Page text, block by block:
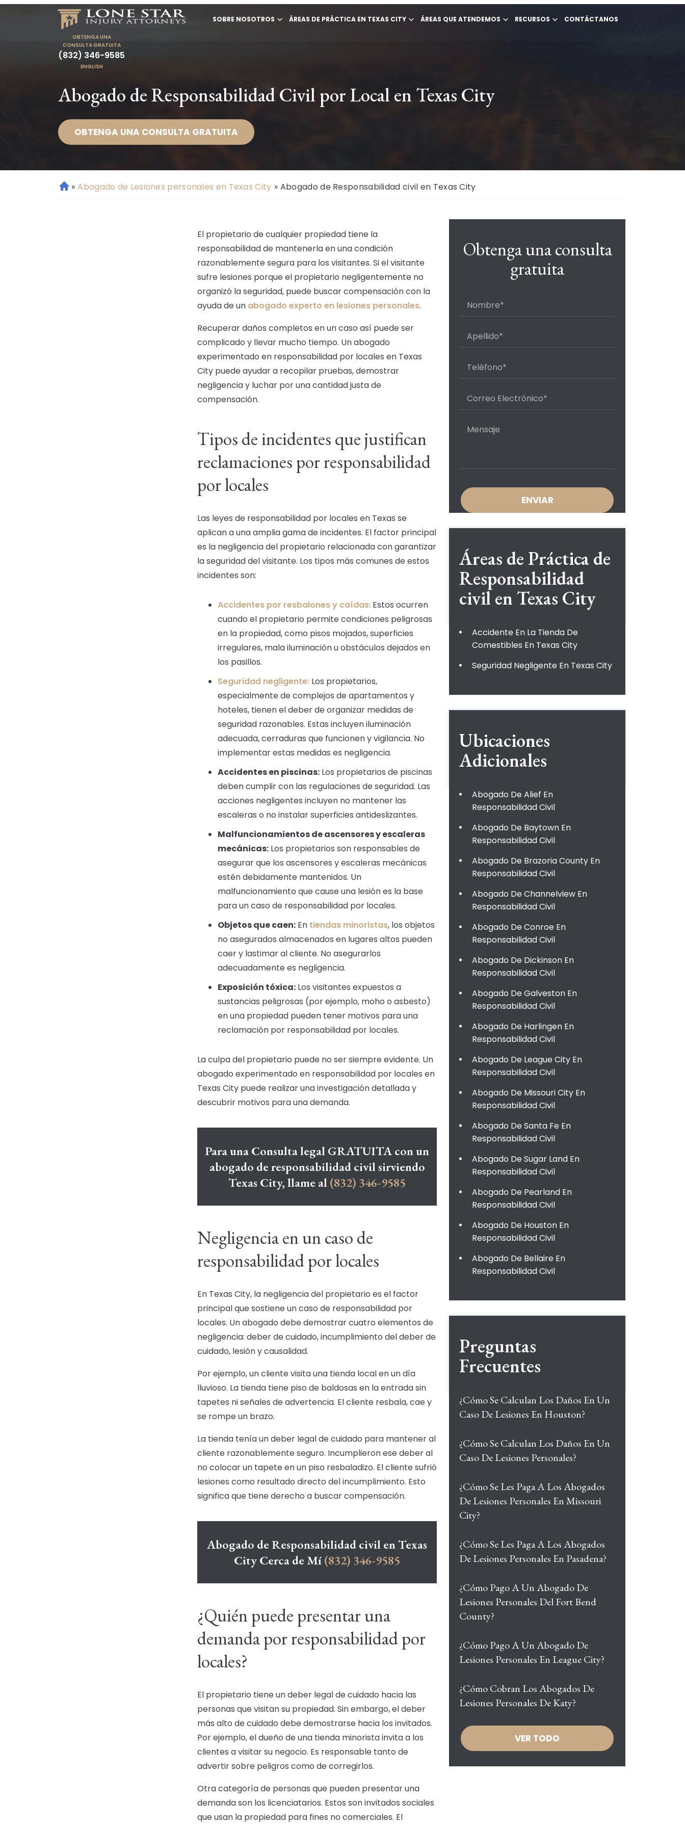
SOBRE NOSOTROS ÁREAS DE PRÁCTICA EN TEXAS CITY ÁREAS QUE ATENDEMOS RECURSOS CONTÁCTANOS
OBTENGA UNA
CONSULTA GRATUITA
(832) 346-9585
ENGLISH
Abogado de Responsabilidad Civil por Local en Texas City
OBTENGA UNA CONSULTA GRATUITA
Ini » Abogado de Lesiones personales en Texas City » Abogado de Responsabilidad civil en Texas City
El propietario de cualquier propiedad tiene la
responsabilidad de mantenerla en una condición
razonablemente segura para los visitantes. Si el visitante
sufre lesiones porque el propietario negligentemente no
organizó la seguridad, puede buscar compensación con la
ayuda de un abogado experto en lesiones personales.
Recuperar daños completos en un caso así puede ser
complicado y llevar mucho tiempo. Un abogado
experimentado en responsabilidad por locales en Texas
City puede ayudar a recopilar pruebas, demostrar
negligencia y luchar por una cantidad justa de
compensación.
Tipos de incidentes que justifican
reclamaciones por responsabilidad
por locales
Las leyes de responsabilidad por locales en Texas se
aplican a una amplia gama de incidentes. El factor principal
es la negligencia del propietario relacionada con garantizar
la seguridad del visitante. Los tipos más comunes de estos
incidentes son:
Accidentes por resbalones y caídas:Estos ocurren
cuando el propietario permite condiciones peligrosas
en la propiedad, como pisos mojados, superficies
irregulares, mala iluminación u obstáculos dejados en
los pasillos.
Seguridad negligente: Los propietarios,
especialmente de complejos de apartamentos y
hoteles, tienen el deber de organizar medidas de
seguridad razonables. Estas incluyen iluminación
adecuada, cerraduras que funcionen y vigilancia. No
implementar estas medidas es negligencia.
Accidentes en piscinas: Los propietarios de piscinas
deben cumplir con las regulaciones de seguridad. Las
acciones negligentes incluyen no mantener las
escaleras o no instalar superficies antideslizantes.
Malfuncionamientos de ascensores y escaleras
mecánicas: Los propietarios son responsables de
asegurar que los ascensores y escaleras mecánicas
estén debidamente mantenidos. Un
malfuncionamiento que cause una lesión es la base
para un caso de responsabilidad por locales.
Objetos que caen: En tiendas minoristas, los objetos
no asegurados almacenados en lugares altos pueden
caer y lastimar al cliente. No asegurarlos
adecuadamente es negligencia.
Exposición tóxica: Los visitantes expuestos a
sustancias peligrosas (por ejemplo, moho o asbesto)
en una propiedad pueden tener motivos para una
reclamación por responsabilidad por locales.
La culpa del propietario puede no ser siempre evidente. Un
abogado experimentado en responsabilidad por locales en
Texas City puede realizar una investigación detallada y
descubrir motivos para una demanda.
Para una Consulta legal GRATUITA con un
abogado de responsabilidad civil sirviendo
Texas City, llame al(832) 346-9585
Negligencia en un caso de
responsabilidad por locales
En Texas City, la negligencia del propietario es el factor
principal que sostiene un caso de responsabilidad por
locales. Un abogado debe demostrar cuatro elementos de
negligencia: deber de cuidado, incumplimiento del deber de
cuidado, lesión y causalidad.
Por ejemplo, un cliente visita una tienda local en un día
lluvioso. La tienda tiene piso de baldosas en la entrada sin
tapetes ni señales de advertencia. El cliente resbala, cae y
se rompe un brazo.
La tienda tenía un deber legal de cuidado para mantener al
cliente razonablemente seguro. Incumplieron ese deber al
no colocar un tapete en un piso resbaladizo. El cliente sufrió
lesiones como resultado directo del incumplimiento. Esto
significa que tiene derecho a buscar compensación.
Abogado de Responsabilidad civil en Texas
City Cerca de Mí(832) 346-9585
¿Quién puede presentar una
demanda por responsabilidad por
locales?
El propietario tiene un deber legal de cuidado hacia las
personas que visitan su propiedad. Sin embargo, el deber
más alto de cuidado debe demostrarse hacia los invitados.
Por ejemplo, el dueño de una tienda minorista invita a los
clientes a visitar su negocio. Es responsable tanto de
advertir sobre peligros como de corregirlos.
Otra categoría de personas que pueden presentar una
demanda son los licenciatarios. Estos son invitados sociales
que usan la propiedad para fines no comerciales. El
Obtenga una consulta
gratuita
Áreas de Práctica de
Responsabilidad
civil en Texas City
Accidente En La Tienda De
Comestibles En Texas City
Seguridad Negligente En Texas City
Ubicaciones
Adicionales
Abogado De Alief En
Responsabilidad Civil
Abogado De Baytown En
Responsabilidad Civil
Abogado De Brazoria County En
Responsabilidad Civil
Abogado De Channelview En
Responsabilidad Civil
Abogado De Conroe En
Responsabilidad Civil
Abogado De Dickinson En
Responsabilidad Civil
Abogado De Galveston En
Responsabilidad Civil
Abogado De Harlingen En
Responsabilidad Civil
Abogado De League City En
Responsabilidad Civil
Abogado De Missouri City En
Responsabilidad Civil
Abogado De Santa Fe En
Responsabilidad Civil
Abogado De Sugar Land En
Responsabilidad Civil
Abogado De Pearland En
Responsabilidad Civil
Abogado De Houston En
Responsabilidad Civil
Abogado De Bellaire En
Responsabilidad Civil
Preguntas
Frecuentes
¿Cómo Se Calculan Los Daños En Un
Caso De Lesiones En Houston?
¿Cómo Se Calculan Los Daños En Un
Caso De Lesiones Personales?
¿Cómo Se Les Paga A Los Abogados
De Lesiones Personales En Missouri
City?
¿Cómo Se Les Paga A Los Abogados
De Lesiones Personales En Pasadena?
¿Cómo Pago A Un Abogado De
Lesiones Personales Del Fort Bend
County?
¿Cómo Pago A Un Abogado De
Lesiones Personales En League City?
¿Cómo Cobran Los Abogados De
Lesiones Personales De Katy?
VER TODO